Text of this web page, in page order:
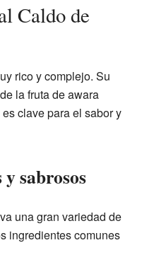
Caldo de
rico y complejo. Su
la fruta de awara
es clave para el sabor y
sabrosos
una gran variedad de
ingredientes comunes